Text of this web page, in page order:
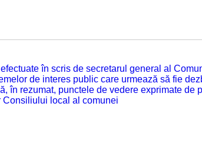
în scris de secretarul general al
de interes public care urmează să fie
în rezumat, punctele de vedere exprimate de
local al comunei